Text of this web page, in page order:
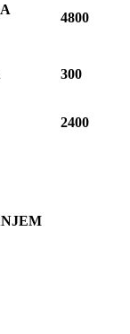
4800
300
2400